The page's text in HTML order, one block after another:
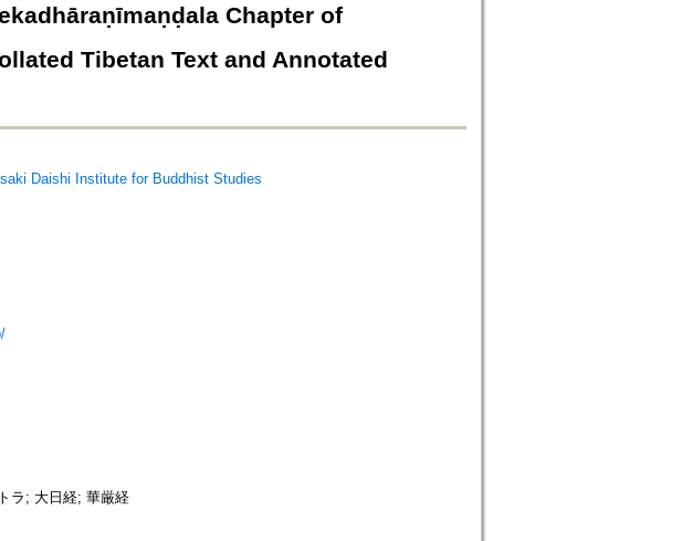
Chapter of
Tibetan Text and Annotated
Daishi Institute for Buddhist Studies
ラ; 大日経; 華厳経